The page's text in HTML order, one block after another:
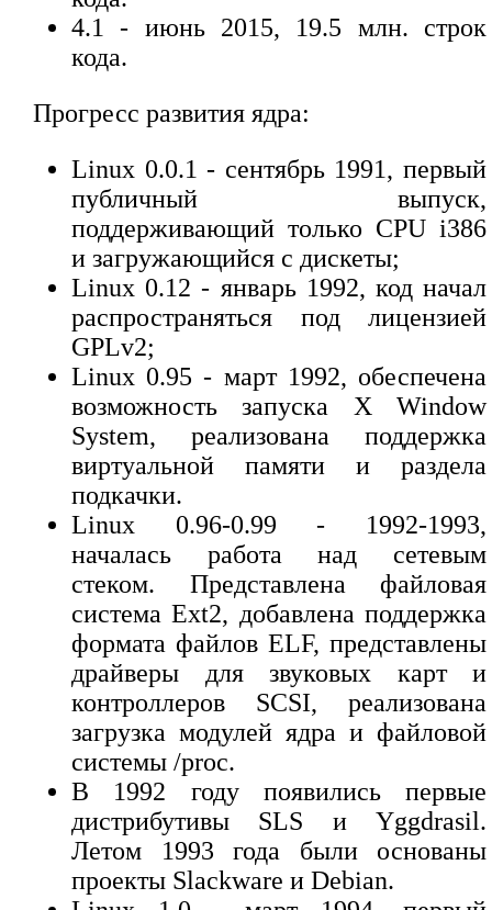
4.1 - июнь 2015, 19.5 млн. строк
кода.
Прогресс развития ядра:
Linux 0.0.1 - сентябрь 1991, первый
публичный выпуск,
поддерживающий только CPU i386
и загружающийся с дискеты;
Linux 0.12 - январь 1992, код начал
распространяться под лицензией
GPLv2;
Linux 0.95 - март 1992, обеспечена
возможность запуска X Window
System, реализована поддержка
виртуальной памяти и раздела
подкачки.
Linux 0.96-0.99 - 1992-1993,
началась работа над сетевым
стеком. Представлена файловая
система Ext2, добавлена поддержка
формата файлов ELF, представлены
драйверы для звуковых карт и
контроллеров SCSI, реализована
загрузка модулей ядра и файловой
системы /proc.
В 1992 году появились первые
дистрибутивы SLS и Yggdrasil.
Летом 1993 года были основаны
проекты Slackware и Debian.